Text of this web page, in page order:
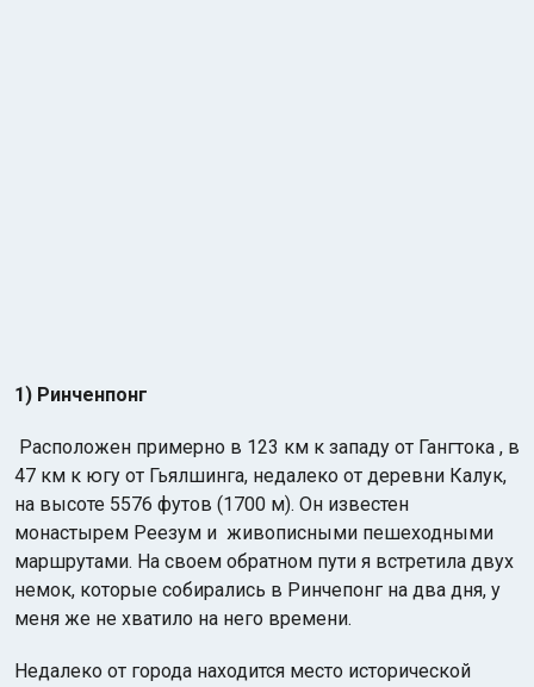
1) Ринченпонг
Расположен примерно в 123 км к западу от Гангтока , в
47 км к югу от Гьялшинга, недалеко от деревни Калук,
на высоте 5576 футов (1700 м). Он известен
монастырем Реезум и живописными пешеходными
маршрутами. На своем обратном пути я встретила двух
немок, которые собирались в Ринчепонг на два дня, у
меня же не хватило на него времени.
Недалеко от города находится место исторической